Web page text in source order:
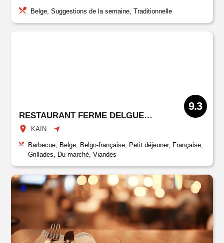
Belge, Suggestions de la semaine, Traditionnelle
RESTAURANT FERME DELGUEULE
KAIN
9.3
Barbecue, Belge, Belgo-française, Petit déjeuner, Française,
Grillades, Du marché, Viandes